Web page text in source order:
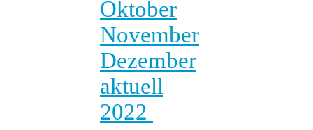
Oktober
November
Dezember
aktuell
2022